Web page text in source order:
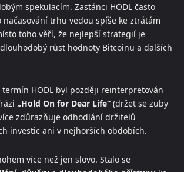
spekulacím. Zastánci HODL často
načasování trhu vedou spíše ke ztrátám
toho věří, že nejlepší strategií je
růst hodnoty Bitcoinu a dalších
termín HODL byl později reinterpretován
„Hold On for Dear Life“ (držet se zuby
zdůrazňuje odhodlání držitelů
investic ani v nejhorších obdobích.
více než jen slovo. Stalo se